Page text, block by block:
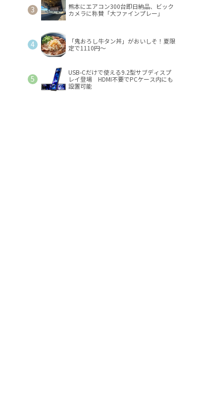
熊本にエアコン300台即日納品、ビック
カメラに称賛「大ファインプレー」
「鬼おろし牛タン丼」がおいしそ！夏限
定で1110円～
USB-Cだけで使える9.2型サブディスプ
レイ登場 HDMI不要でPCケース内にも
設置可能